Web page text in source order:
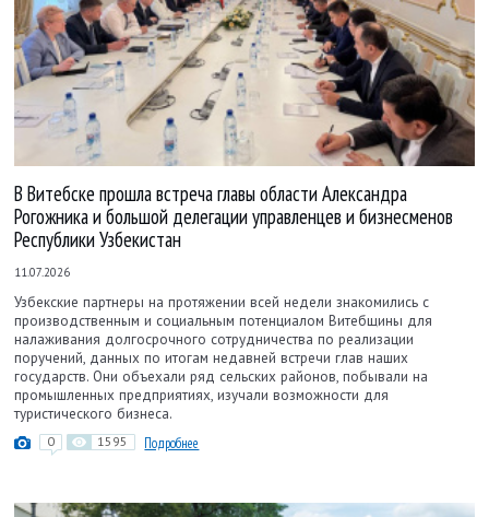
В Витебске прошла встреча главы области Александра
Рогожника и большой делегации управленцев и бизнесменов
Республики Узбекистан
11.07.2026
Узбекские партнеры на протяжении всей недели знакомились с
производственным и социальным потенциалом Витебщины для
налаживания долгосрочного сотрудничества по реализации
поручений, данных по итогам недавней встречи глав наших
государств. Они объехали ряд сельских районов, побывали на
промышленных предприятиях, изучали возможности для
туристического бизнеса.
0 1595 Подробнее